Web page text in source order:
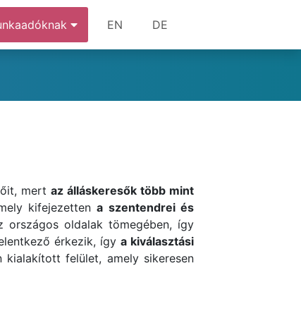
EN DE
mertaz álláskeresők több mint
kifejezettena szentendrei és
oldalak tömegében, így
érkezik, ígya kiválasztási
kialakított felület, amely sikeresen